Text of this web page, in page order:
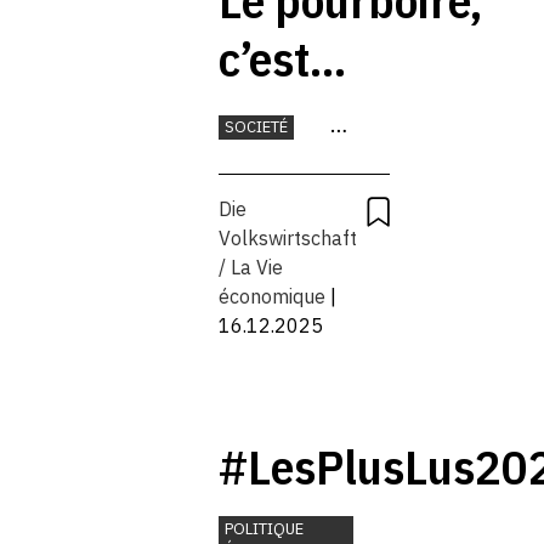
c’est
systématique
SOCIETÉ
Die
Volkswirtschaft
/ La Vie
économique
16.12.2025
POLITIQUE